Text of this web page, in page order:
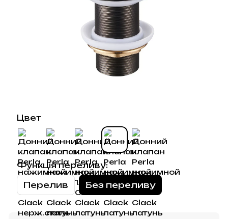
Цвет
Функція переливу:
Перелив Без переливу